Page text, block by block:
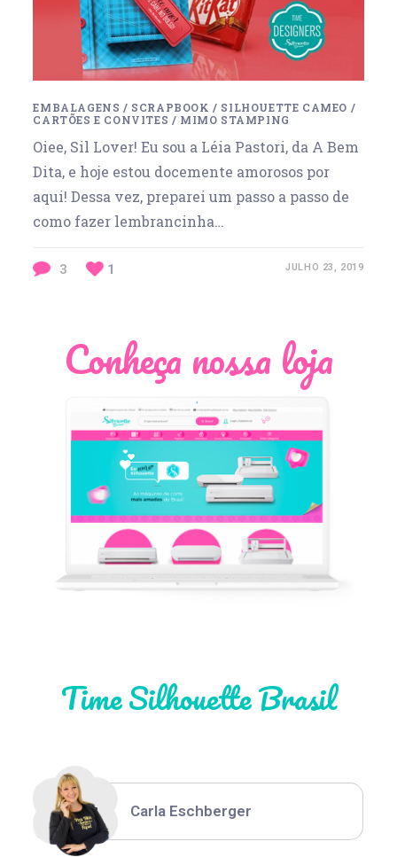
EMBALAGENS / SCRAPBOOK / SILHOUETTE CAMEO /
CARTÕES E CONVITES / MIMO STAMPING
Oiee, Sil Lover! Eu sou a Léia Pastori, da A Bem
Dita, e hoje estou docemente amorosos por
aqui! Dessa vez, preparei um passo a passo de
como fazer lembrancinha…
3 1 JULHO 23, 2019
Conheça nossa loja
Time Silhouette Brasil
Léia Pastori
Thiara Ney
Carla Eschberger